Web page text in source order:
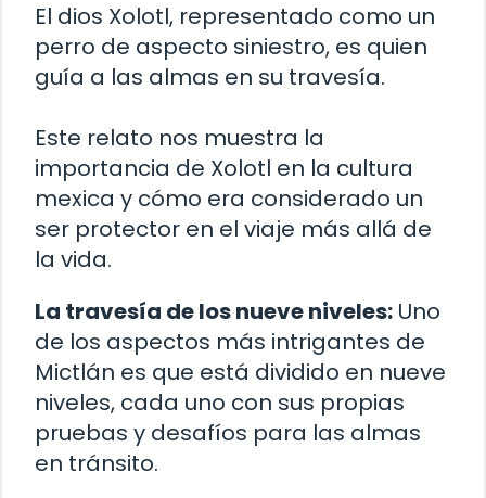
El dios Xolotl, representado como un
perro de aspecto siniestro, es quien
guía a las almas en su travesía.
Este relato nos muestra la
importancia de Xolotl en la cultura
mexica y cómo era considerado un
ser protector en el viaje más allá de
la vida.
La travesía de los nueve niveles: Uno
de los aspectos más intrigantes de
Mictlán es que está dividido en nueve
niveles, cada uno con sus propias
pruebas y desafíos para las almas
en tránsito.